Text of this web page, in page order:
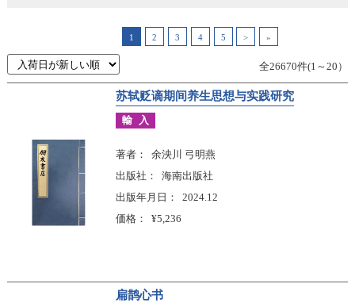
1 2 3 4 5 > »
全26670件(1～20）
苏轼贬谪期间养生思想与实践研究
輸入
著者
余泱川 弓明燕
出版社
海南出版社
出版年月日
2024.12
価格
¥5,236
扁鹊心书